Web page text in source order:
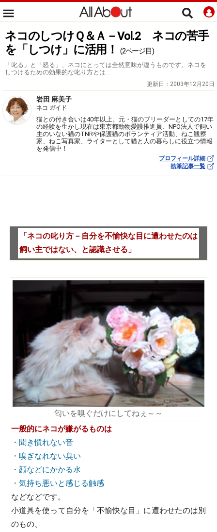
ネコのしつけＱ＆Ａ－Vol.2 ネコの苦手
を「しつけ」に活用！
(2ページ目)
「叱る」と「怒る」、ネコにとっては全然意味が違うものです。ネコを
しつけるための効果的な叱り方とは…
更新日： 2003年12月20日
岩田 麻美子
ネコ ガイド
猫との付き合いは40年以上。元・猫のブリーダーとしての17年
の経験を生かし現在は東京都動物愛護推進員、NPO法人で飼い
主のいない猫のTNRや保護猫のボランティア活動、ねこ観察
家、ねこ写真家、ライターとして猫と人の暮らしに役立つ情報
を発信中！
プロフィール詳細
執筆記事一覧
「ネコの叱り方－自分を不愉快な目に遭わせたのは
飼い主ではない、と認識させる」
匂いを嗅ぐだけにしてねぇ～～
一般的にネコが嫌がるものは
・聞き慣れない音
・嗅ぎなれない臭い
・顔などにかかる水
・気持ち悪いと感じる触感
などなどです。
小道具を使って自分を「不愉快な目」に遭わせたのは別
のもの、